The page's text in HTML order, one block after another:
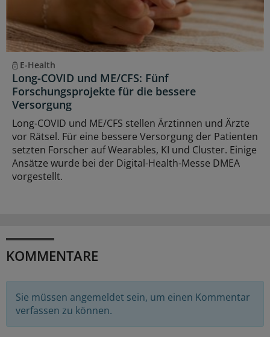
E-Health
Long-COVID und ME/CFS: Fünf
Forschungsprojekte für die bessere
Versorgung
Long-COVID und ME/CFS stellen Ärztinnen und Ärzte
vor Rätsel. Für eine bessere Versorgung der Patienten
setzten Forscher auf Wearables, KI und Cluster. Einige
Ansätze wurde bei der Digital-Health-Messe DMEA
vorgestellt.
KOMMENTARE
Sie müssen angemeldet sein, um einen Kommentar
verfassen zu können.